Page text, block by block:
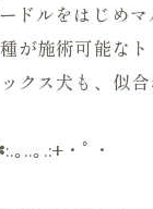
ルをはじめ
が施術可能な
クス犬も、似
｡..｡.:+・ﾟ・